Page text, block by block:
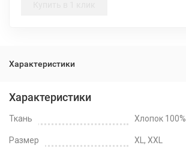
Характеристики
Характеристики
Ткань Хлопок 100%
Размер XL, XXL